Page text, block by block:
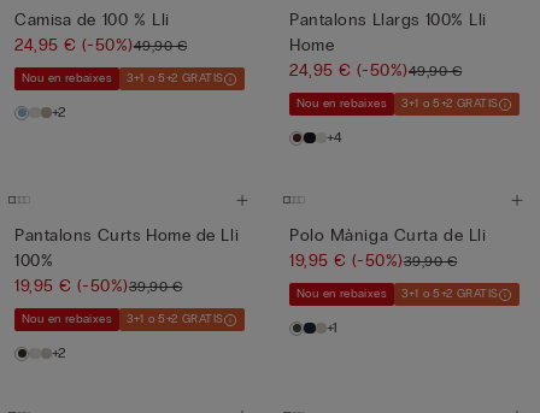
Camisa de 100 % Lli
24,95 €(-50%)49,90 €
Nou en rebaixes 3+1 o 5+2 GRATIS
+2
Pantalons Llargs 100% Lli
Home
24,95 €(-50%)49,90 €
Nou en rebaixes 3+1 o 5+2 GRATIS
+4
Pantalons Curts Home de Lli
100%
19,95 €(-50%)39,90 €
Nou en rebaixes 3+1 o 5+2 GRATIS
+2
Polo Màniga Curta de Lli
19,95 €(-50%)39,90 €
Nou en rebaixes 3+1 o 5+2 GRATIS
+1